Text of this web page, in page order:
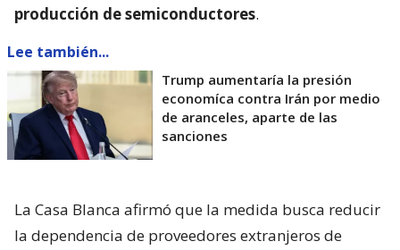
producción de semiconductores.
Lee también...
Trump aumentaría la presión
economíca contra Irán por medio
de aranceles, aparte de las
sanciones
La Casa Blanca afirmó que la medida busca reducir
la dependencia de proveedores extranjeros de